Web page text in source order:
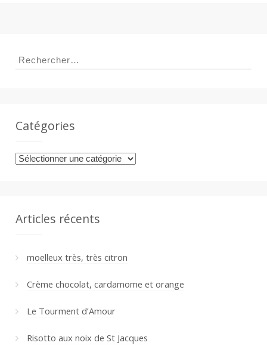
Rechercher :
Catégories
Catégories
Articles récents
moelleux très, très citron
Crème chocolat, cardamome et orange
Le Tourment d’Amour
Risotto aux noix de St Jacques